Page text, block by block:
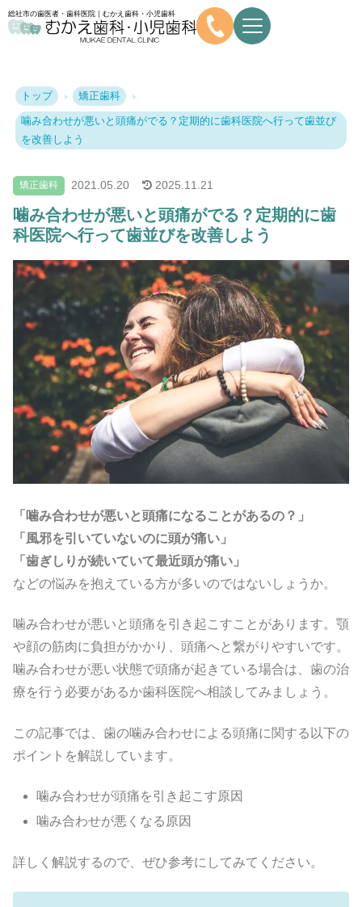
総社市の歯医者・歯科医院｜むかえ歯科・小児歯科
トップ 矯正歯科
噛み合わせが悪いと頭痛がでる？定期的に歯科医院へ行って歯並び
を改善しよう
矯正歯科 2021. 05.20 2025. 11.21
噛み合わせが悪いと頭痛がでる？定期的に歯
科医院へ行って歯並びを改善しよう
「噛み合わせが悪いと頭痛になることがあるの？」
「風邪を引いていないのに頭が痛い」
「歯ぎしりが続いていて最近頭が痛い」
などの悩みを抱えている方が多いのではないしょうか。
噛み合わせが悪いと頭痛を引き起こすことがあります。顎
や顔の筋肉に負担がかかり、頭痛へと繋がりやすいです。
噛み合わせが悪い状態で頭痛が起きている場合は、歯の治
療を行う必要があるか歯科医院へ相談してみましょう。
この記事では、歯の噛み合わせによる頭痛に関する以下の
ポイントを解説しています。
噛み合わせが頭痛を引き起こす原因
噛み合わせが悪くなる原因
詳しく解説するので、ぜひ参考にしてみてください。